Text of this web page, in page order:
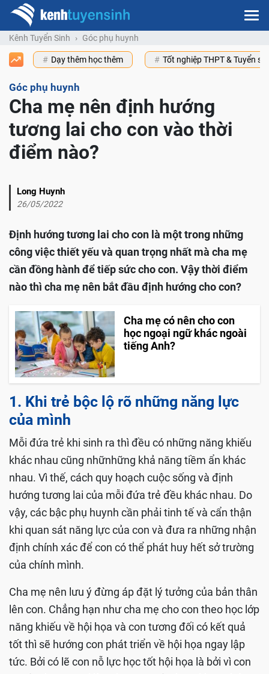
Kênh Tuyển Sinh Góc phụ huynh
Dạy thêm học thêm Tốt nghiệp THPT & Tuyển
Góc phụ huynh
Cha mẹ nên định hướng
tương lai cho con vào thời
điểm nào?
Long Huynh
26/05/2022
Định hướng tương lai cho con là một trong những
công việc thiết yếu và quan trọng nhất mà cha mẹ
cần đồng hành để tiếp sức cho con. Vậy thời điểm
nào thì cha mẹ nên bắt đầu định hướng cho con?
Cha mẹ có nên cho con
học ngoại ngữ khác ngoài
tiếng Anh?
1. Khi trẻ bộc lộ rõ những năng lực
của mình
Mỗi đứa trẻ khi sinh ra thì đều có những năng khiếu
khác nhau cũng nhữnhững khả năng tiềm ẩn khác
nhau. Vì thế, cách quy hoạch cuộc sống và định
hướng tương lai của mỗi đứa trẻ đều khác nhau. Do
vậy, các bậc phụ huynh cần phải tinh tế và cẩn thận
khi quan sát năng lực của con và đưa ra những nhận
định chính xác để con có thể phát huy hết sở trường
của chính mình.
Cha mẹ nên lưu ý đừng áp đặt lý tưởng của bản thân
lên con. Chẳng hạn như cha mẹ cho con theo học lớp
năng khiếu về hội họa và con tương đối có kết quả
tốt thì sẽ hướng con phát triển về hội họa ngay lập
tức. Bởi có lẽ con nỗ lực học tốt hội họa là bởi vì con